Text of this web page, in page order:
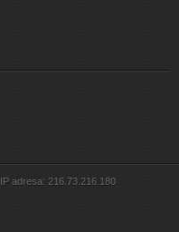
IP adresa: 216.73.216.180